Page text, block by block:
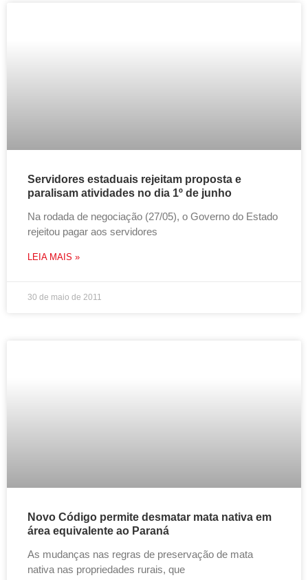
Servidores estaduais rejeitam proposta e
paralisam atividades no dia 1º de junho
Na rodada de negociação (27/05), o Governo do Estado
rejeitou pagar aos servidores
LEIA MAIS »
30 de maio de 2011
Novo Código permite desmatar mata nativa em
área equivalente ao Paraná
As mudanças nas regras de preservação de mata
nativa nas propriedades rurais, que